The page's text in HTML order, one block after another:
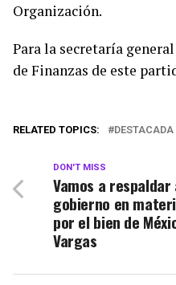
Organización.
Parala secretaría
de Finanzas de este
RELATED TOPICS: DESTACADA
DON'T MISS
Vamos a
gobierno en
por el bien de
Vargas